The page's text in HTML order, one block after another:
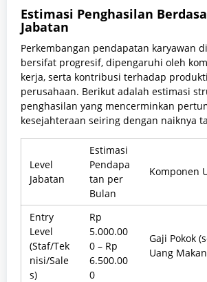
Estimasi Penghasilan
Jabatan
Perkembangan pendapatan karyawan
bersifat progresif, dipengaruhi oleh
kerja, serta kontribusi terhadap
perusahaan. Berikut adalah estimasi
penghasilan yang mencerminkan
kesejahteraan seiring dengan naiknya
Level
Jabatan
Estimasi
Pendapa
tan per
Bulan
Komponen
Entry
Level
(Staf/Tek
nisi/Sale
s)
Rp
5.000.00
0 – Rp
6.500.00
0
Gaji Pokok
Uang